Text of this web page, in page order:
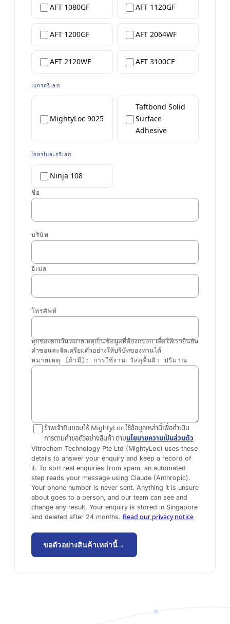
AFT 1080GF AFT 1120GF
AFT 1200GF AFT 2064WF
AFT 2120WF AFT 3100CF
เมทาคริเลต
MightyLoc 9025
Taftbond Solid
Surface
Adhesive
ไซยาโนอะคริเลต
Ninja 108
ชื่อ
บริษัท
อีเมล
โทรศัพท์
ทุกช่องยกเว้นหมายเหตุเป็นข้อมูลที่ต้องกรอก เพื่อให้เรายืนยัน
คำขอและจัดเตรียมตัวอย่างให้บริษัทของท่านได้
หมายเหตุ (ถ้ามี): การใช้งาน วัสดุพื้นผิว ปริมาณ
ข้าพเจ้ายินยอมให้ MightyLoc ใช้ข้อมูลเหล่านี้เพื่อดำเนิน
การตามคำขอตัวอย่างสินค้า ตามนโยบายความเป็นส่วนตัว
Vitrochem Technology Pte Ltd (MightyLoc) uses these
details to answer your enquiry and keep a record of
it. To sort real enquiries from spam, an automated
step reads your message using Claude (Anthropic).
Your phone number is never sent. Anything it is unsure
about goes to a person, and our team can see and
change any result. Your enquiry is stored in Singapore
and deleted after 24 months. Read our privacy notice
ขอตัวอย่างสินค้าเหล่านี้→